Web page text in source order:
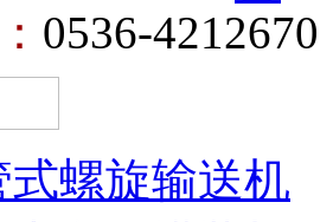
0536-4212670
式螺旋输送机